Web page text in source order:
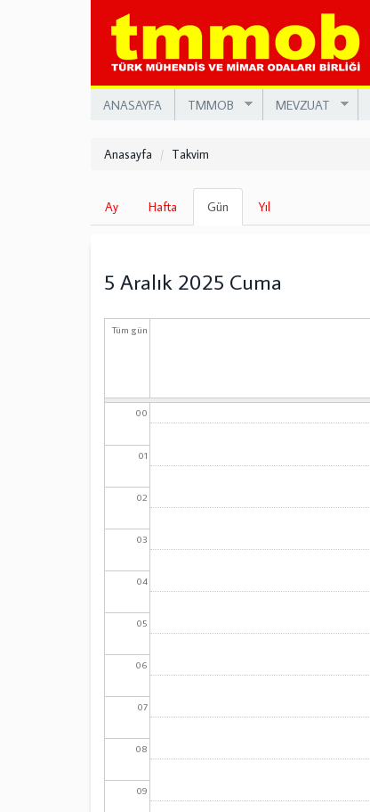
ANASAYFA TMMOB MEVZUAT
Anasayfa Takvim
Birincil
sekmeler
Ay Hafta Gün
sekme)
Yıl
5 Aralık 2025 Cuma
Tüm gün
00
01
02
03
04
05
06
07
08
09